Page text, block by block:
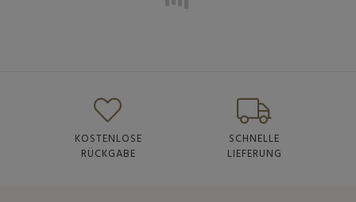
KOSTENLOSE
RÜCKGABE
SCHNELLE
LIEFERUNG